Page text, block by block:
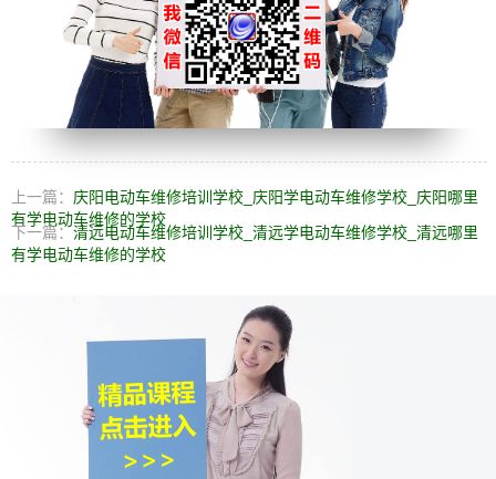
上一篇： 庆阳电动车维修培训学校_庆阳学电动车维修学校_庆阳哪里
有学电动车维修的学校
下一篇：清远电动车维修培训学校_清远学电动车维修学校_清远哪里
有学电动车维修的学校